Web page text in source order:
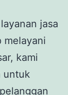
jasa
melayani
kami
untuk